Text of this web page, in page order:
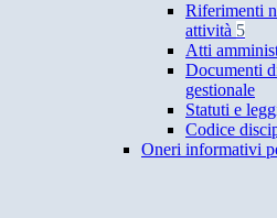
Riferimenti
attività 5
Atti
Documenti
gestionale
Statuti e
Codice
Oneri informativi